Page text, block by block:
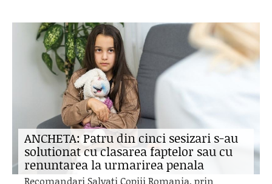
ANCHETA: Patru din cinci sesizari s-au
solutionat cu clasarea faptelor sau cu
renuntarea la urmarirea penala
Recomandari Salvati Copiii Romania, prin